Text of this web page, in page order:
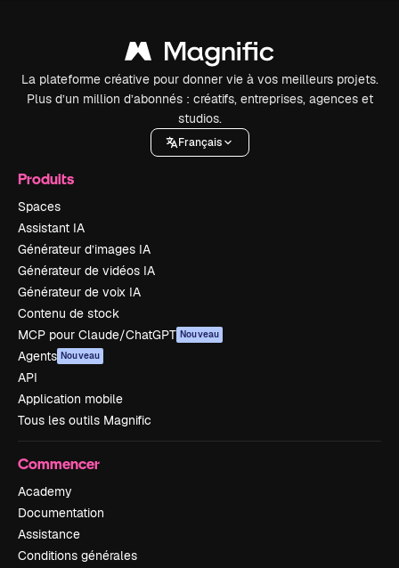
La plateforme créative pour donner vie à vos meilleurs projets.
Plus d’un million d’abonnés : créatifs, entreprises, agences et
studios.
Français
Produits
Spaces
Assistant IA
Générateur d’images IA
Générateur de vidéos IA
Générateur de voix IA
Contenu de stock
MCP pour Claude/ChatGPT Nouveau
Agents Nouveau
API
Application mobile
Tous les outils Magnific
Commencer
Academy
Documentation
Assistance
Conditions générales